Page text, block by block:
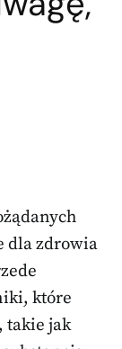
dla zdrowia
które
takie jak